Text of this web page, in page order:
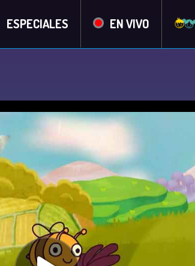
ESPECIALES EN VIVO